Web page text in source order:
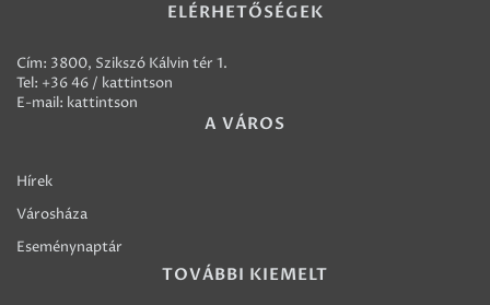
ELÉRHETŐSÉGEK
Cím: 3800, Szikszó Kálvin tér 1.
Tel: +36 46 / kattintson
E-mail: kattintson
A VÁROS
Hírek
Városháza
Eseménynaptár
TOVÁBBI KIEMELT